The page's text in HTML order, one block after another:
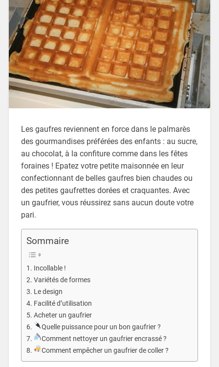
Les gaufres reviennent en force dans le palmarès
des gourmandises préférées des enfants : au sucre,
au chocolat, à la confiture comme dans les fêtes
foraines ! Epatez votre petite maisonnée en leur
confectionnant de belles gaufres bien chaudes ou
des petites gaufrettes dorées et craquantes. Avec
un gaufrier, vous réussirez sans aucun doute votre
pari.
Sommaire
Incollable !
Variétés de formes
Le design
Facilité d’utilisation
Acheter un gaufrier
Quelle puissance pour un bon gaufrier ?
Comment nettoyer un gaufrier encrassé ?
Comment empêcher un gaufrier de coller ?